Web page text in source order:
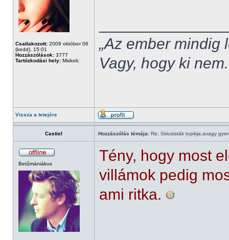
Csatlakozott: 2009 október 06
(kedd), 15:01
Hozzászólások: 3777
Tartózkodási hely: Miskolc
„Az ember mindig
Vagy, hogy ki
Vissza a tetejére
Castiel Hozzászólás témája: Re: Siriusisták topikja,avagy
Betűmániákus
Tény, hogy most
villámok pedig
ami ritka.